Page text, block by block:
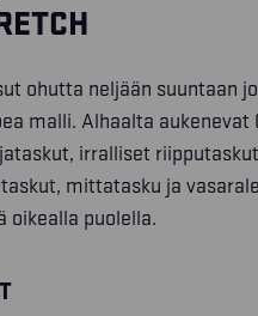
ohutta neljään suuntaan
malli. Alhaalta aukenevat
irralliset
mittatasku ja
oikealla puolella.